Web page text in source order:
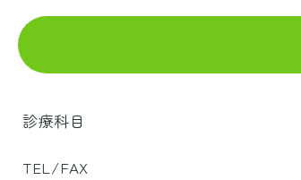
診療科目
TEL/FAX